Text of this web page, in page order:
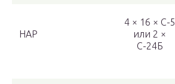
НАР
4 × 16 × С-5
или 2 ×
С-24Б